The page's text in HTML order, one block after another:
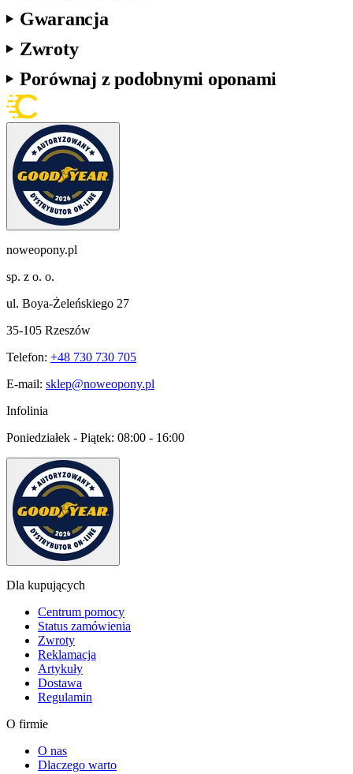
Gwarancja
Zwroty
Porównaj z podobnymi oponami
noweopony.pl
sp. z o. o.
ul. Boya-Żeleńskiego 27
35-105 Rzeszów
Telefon: +48 730 730 705
E-mail: sklep@noweopony.pl
Infolinia
Poniedziałek - Piątek: 08:00 - 16:00
Dla kupujących
Centrum pomocy
Status zamówienia
Zwroty
Reklamacja
Artykuły
Dostawa
Regulamin
O firmie
O nas
Dlaczego warto